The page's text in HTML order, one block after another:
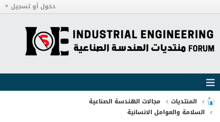
دخول أو تسجيل
المنتديات
مجالات الهندسة الصناعية
السلامة والعوامل الانسانية